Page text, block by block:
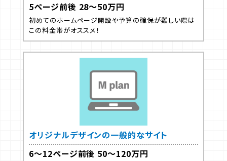
5ページ前後 28～50万円
初めてのホームページ開設や予算の確保が難しい際は
この料金帯がオススメ！
オリジナルデザインの一般的なサイト
6～12ページ前後 50～120万円